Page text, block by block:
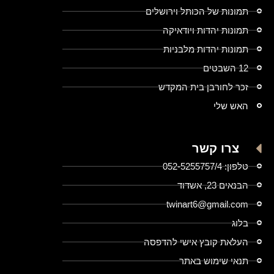
תמונות של הכותל וירושלים
תמונות יהדות ויודאיקה
תמונות יהדות מלבניות
12 השבטים
זכר לחורבן בית המקדש
האש שלי
צרו קשר
טלפון: 052-5255757/4
הבנאים 23, אשדוד
twinart6@gmail.com
בלוג
העלאת קובץ אישי להדפסה
תנאי שימוש באתר